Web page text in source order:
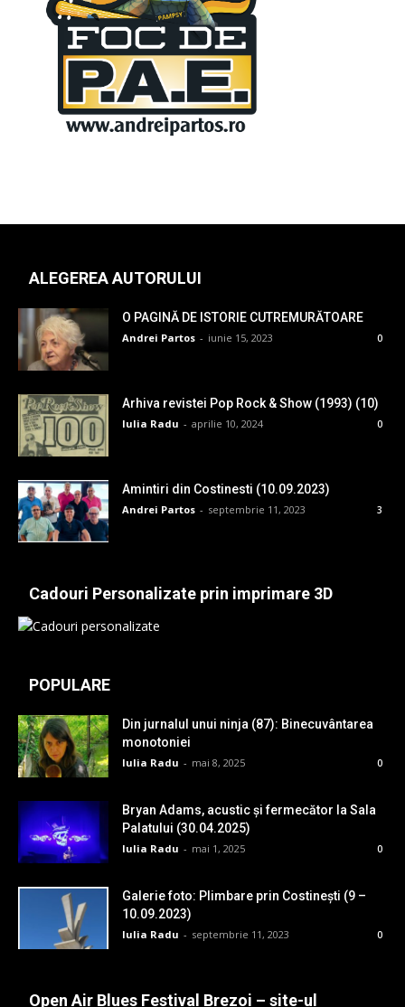
ALEGEREA AUTORULUI
O PAGINĂ DE ISTORIE CUTREMURĂTOARE
Andrei Partos - iunie 15, 2023 0
Arhiva revistei Pop Rock & Show (1993) (10)
Iulia Radu - aprilie 10, 2024 0
Amintiri din Costinesti (10.09.2023)
Andrei Partos - septembrie 11, 2023 3
Cadouri Personalizate prin imprimare 3D
POPULARE
Din jurnalul unui ninja (87): Binecuvântarea
monotoniei
Iulia Radu - mai 8, 2025 0
Bryan Adams, acustic și fermecător la Sala
Palatului (30.04.2025)
Iulia Radu - mai 1, 2025 0
Galerie foto: Plimbare prin Costinești (9 –
10.09.2023)
Iulia Radu - septembrie 11, 2023 0
Open Air Blues Festival Brezoi – site-ul